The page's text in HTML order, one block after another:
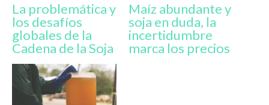
La problemática y
los desafíos
globales de la
Cadena de la Soja
Maíz abundante y
soja en duda, la
incertidumbre
marca los precios